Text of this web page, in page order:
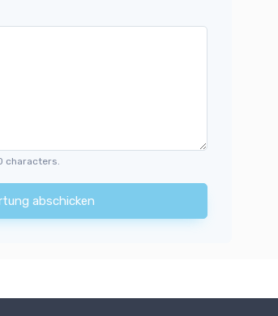
characters.
abschicken